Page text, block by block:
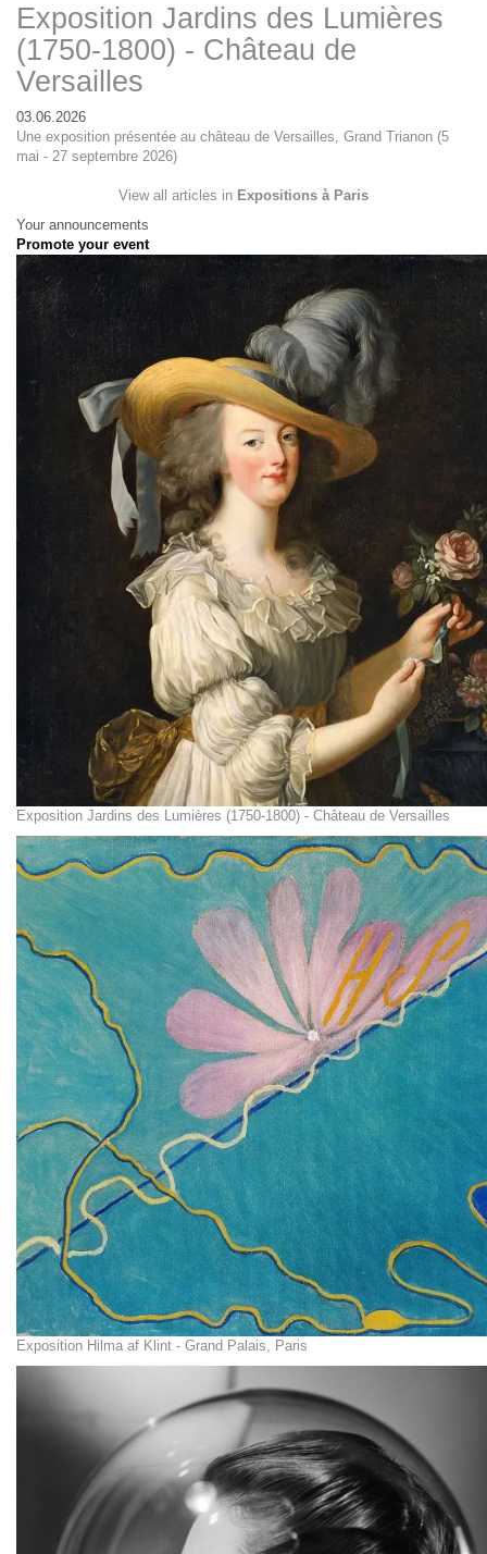
Exposition Jardins des Lumières
(1750-1800) - Château de
Versailles
03.06.2026
Une exposition présentée au château de Versailles, Grand Trianon (5
mai - 27 septembre 2026)
View all articles in Expositions à Paris
Your announcements
Promote your event
Exposition Jardins des Lumières (1750-1800) - Château de Versailles
Exposition Hilma af Klint - Grand Palais, Paris